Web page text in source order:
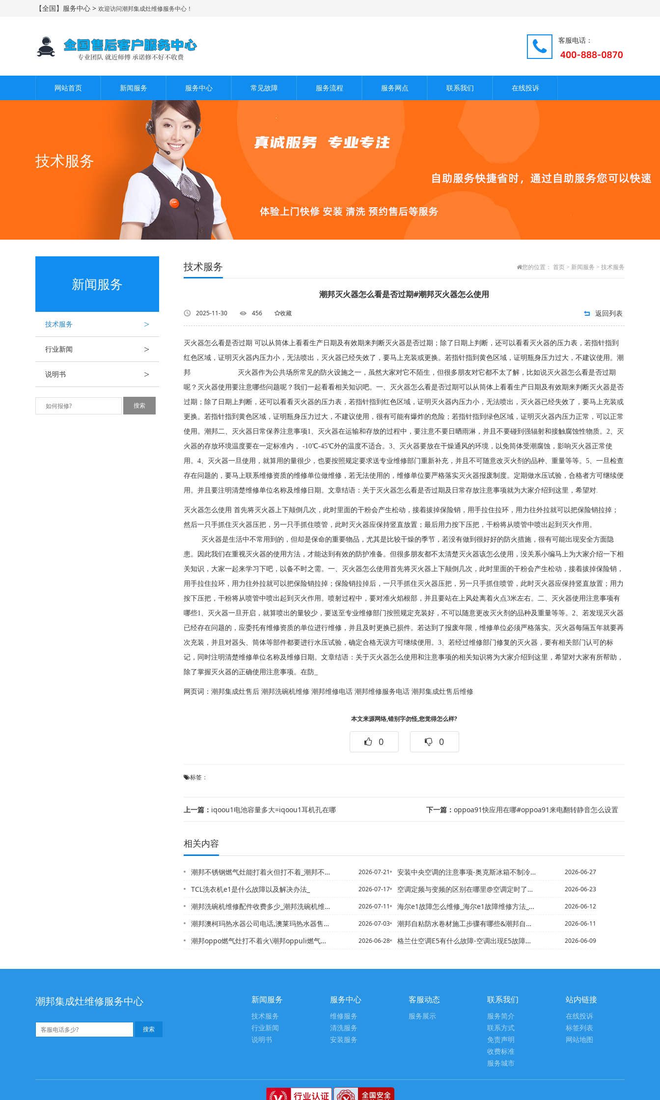
【全国】服务中心 > 欢迎访问潮邦集成灶维修服务中心！
客服电话：
网站首页 新闻服务 服务中心 常见故障 服务流程 服务网点 联系我们 在线投诉
技术服务
新闻服务
技术服务 >
行业新闻 >
说明书 >
技术服务 您的位置： 首页 > 新闻服务 > 技术服务
潮邦灭火器怎么看是否过期#潮邦灭火器怎么使用
2025-11-30 456 收藏 返回列表
灭火器怎么看是否过期 可以从筒体上看看生产日期及有效期来判断灭火器是否过期；除了日期上判断，还可以看看灭火器的压力表，若指针指到
红色区域，证明灭火器内压力小，无法喷出，灭火器已经失效了，要马上充装或更换。若指针指到黄色区域，证明瓶身压力过大，不建议使用。潮
邦 灭火器作为公共场所常见的防火设施之一，虽然大家对它不陌生，但很多朋友对它都不太了解，比如说灭火器怎么看是否过期
呢？灭火器使用要注意哪些问题呢？我们一起看看相关知识吧。一、灭火器怎么看是否过期可以从筒体上看看生产日期及有效期来判断灭火器是否
过期；除了日期上判断，还可以看看灭火器的压力表，若指针指到红色区域，证明灭火器内压力小，无法喷出，灭火器已经失效了，要马上充装或
更换。若指针指到黄色区域，证明瓶身压力过大，不建议使用，很有可能有爆炸的危险；若指针指到绿色区域，证明灭火器内压力正常，可以正常
使用。潮邦二、灭火器日常保养注意事项1、灭火器在运输和存放的过程中，要注意不要日晒雨淋，并且不要碰到强辐射和接触腐蚀性物质。2、灭
火器的存放环境温度要在一定标准内， -10℃-45℃外的温度不适合。3、灭火器要放在干燥通风的环境，以免筒体受潮腐蚀，影响灭火器正常使
用。4、灭火器一旦使用，就算用的量很少，也要按照规定要求送专业维修部门重新补充，并且不可随意改灭火剂的品种、重量等等。5、一旦检查
存在问题的，要马上联系维修资质的维修单位做维修，若无法使用的，维修单位要严格落实灭火器报废制度。定期做水压试验，合格者方可继续便
用。并且要注明清楚维修单位名称及维修日期。文章结语：关于灭火器怎么看是否过期及日常存放注意事项就为大家介绍到这里，希望对.
灭火器怎么使用 首先将灭火器上下颠倒几次，此时里面的干粉会产生松动，接着拔掉保险销，用手拉住拉环，用力往外拉就可以把保险销拉掉；
然后一只手抓住灭火器压把，另一只手抓住喷管，此时灭火器应保持竖直放置；最后用力按下压把，干粉将从喷管中喷出起到灭火作用。
灭火器是生活中不常用到的，但却是保命的重要物品，尤其是比较干燥的季节，若没有做到很好好的防火措施，很有可能出现安全方面隐
患。因此我们在重视灭火器的使用方法，才能达到有效的防护准备。但很多朋友都不太清楚灭火器该怎么使用，没关系小编马上为大家介绍一下相
关知识，大家一起来学习下吧，以备不时之需。一、灭火器怎么使用首先将灭火器上下颠倒几次，此时里面的干粉会产生松动，接着拔掉保险销，
用手拉住拉环，用力往外拉就可以把保险销拉掉；保险销拉掉后，一只手抓住灭火器压把，另一只手抓住喷管，此时灭火器应保持竖直放置；用力
按下压把，干粉将从喷管中喷出起到灭火作用。喷射过程中，要对准火焰根部，并且要站在上风处离着火点3米左右。二、灭火器使用注意事项有
哪些1、灭火器一旦开启，就算喷出的量较少，要送至专业维修部门按照规定充装好，不可以随意更改灭火剂的品种及重量等等。2、若发现灭火器
已经存在问题的，应委托有维修资质的单位进行维修，并且及时更换已损件。若达到了报废年限，维修单位必须严格落实。灭火器每隔五年就要再
次充装，并且对器头、筒体等部件都要进行水压试验，确定合格无误方可继续便用。3、若经过维修部门修复的灭火器，要有相关部门认可的标
记，同时注明清楚维修单位名称及维修日期。文章结语：关于灭火器怎么使用和注意事项的相关知识将为大家介绍到这里，希望对大家有所帮助，
除了掌握灭火器的正确使用注意事项。在防_
网页词： 潮邦集成灶售后 潮邦洗碗机维修 潮邦维修电话 潮邦维修服务电话 潮邦集成灶售后维修
本文来源网络,错别字勿怪,您觉得怎么样?
0 0
标签：
上一篇： iqoou1电池容量多大=iqoou1耳机孔在哪 下一篇： oppoa91快应用在哪#oppoa91来电翻转静音怎么设置
相关内容
潮邦不锈钢燃气灶能打着火但打不着_潮邦不锈钢燃气灶有一边不着火 2026-07-21
TCL洗衣机e1是什么故障以及解决办法_ 2026-07-17
潮邦洗碗机维修配件收费多少_潮邦洗碗机维修配件收费多少钱最新报价 2026-07-11
潮邦澳柯玛热水器公司电话,澳莱玛热水器售后服务电话#澳柯玛热水器客服地址电话,澳... 2026-07-03
潮邦oppo燃气灶打不着火\潮邦oppuli燃气灶打不着火 2026-06-28
安装中央空调的注意事项-奥克斯冰箱不制冷如何解决？ 奥克斯冰箱不制冷故障分析 2026-06-27
空调定频与变频的区别在哪里@空调定时了怎么办 2026-06-23
海尔e1故障怎么维修_海尔e1故障维修方法_海尔E2洗衣机报错怎么办_海尔E2洗... 2026-06-12
潮邦自粘防水卷材施工步骤有哪些&潮邦自粘防水卷材怎么使用 2026-06-11
格兰仕空调E5有什么故障-空调出现E5故障维修方法*格兰仕空调f5故障 2026-06-09
潮邦集成灶维修服务中心 新闻服务
技术服务
行业新闻
说明书
服务中心
维修服务
清洗服务
安装服务
客服动态
服务展示
联系我们
服务简介
联系方式
免责声明
收费标准
服务城市
站内链接
在线投诉
标签列表
网站地图